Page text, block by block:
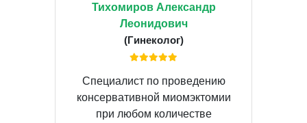
Тихомиров Александр
Леонидович
(Гинеколог)
Специалист по проведению
консервативной миомэктомии
при любом количестве